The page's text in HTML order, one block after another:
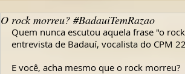
O rock morreu? #BadauiTemRazao
Quem nunca escutou aquela frase "o
entrevista de Badauí, vocalista do CPM
E você, acha mesmo que o rock morreu?